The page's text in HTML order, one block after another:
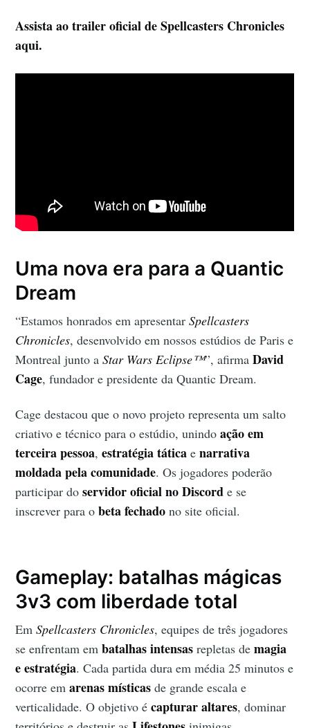
Assista ao trailer oficial de Spellcasters Chronicles
aqui.
Uma nova era para a Quantic
Dream
“Estamos honrados em apresentarSpellcasters
Chronicles, desenvolvido em nossos estúdios de Paris e
Montreal junto aStar Wars Eclipse™”, afirmaDavid
Cage, fundador e presidente da Quantic Dream.
Cage destacou que o novo projeto representa um salto
criativo e técnico para o estúdio, unindoação em
terceira pessoa,estratégia tática enarrativa
moldada pela comunidade. Os jogadores poderão
participar doservidor oficial no Discord e se
inscrever para obeta fechado no site oficial.
Gameplay: batalhas mágicas
3v3 com liberdade total
EmSpellcasters Chronicles, equipes de três jogadores
se enfrentam embatalhas intensas repletas demagia
e estratégia. Cada partida dura em média 25 minutos e
ocorre emarenas místicas de grande escala e
verticalidade. O objetivo écapturar altares, dominar